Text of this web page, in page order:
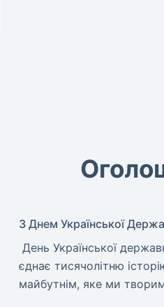
З Днем Української
День Української
єднає тисячолітню
майбутнім, яке ми